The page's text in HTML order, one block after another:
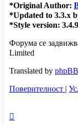
*Original Author:
*Updated to 3.3.x
*Style version: 3.4.9
Форума се
Limited
Translated by
Поверителност |